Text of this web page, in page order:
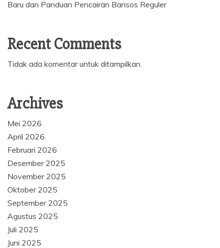
Baru dan Panduan Pencairan Bansos Reguler
Recent Comments
Tidak ada komentar untuk ditampilkan.
Archives
Mei 2026
April 2026
Februari 2026
Desember 2025
November 2025
Oktober 2025
September 2025
Agustus 2025
Juli 2025
Juni 2025